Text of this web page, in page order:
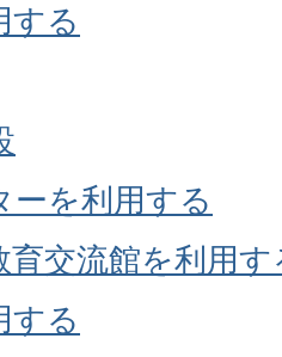
する
ーを利用する
育交流館を利用す
する